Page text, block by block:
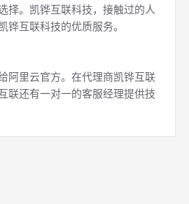
择。凯铧互联科技，接触过的人
互联科技的优质服务。
阿里云官方。在代理商凯铧互联
联还有一对一的客服经理提供技